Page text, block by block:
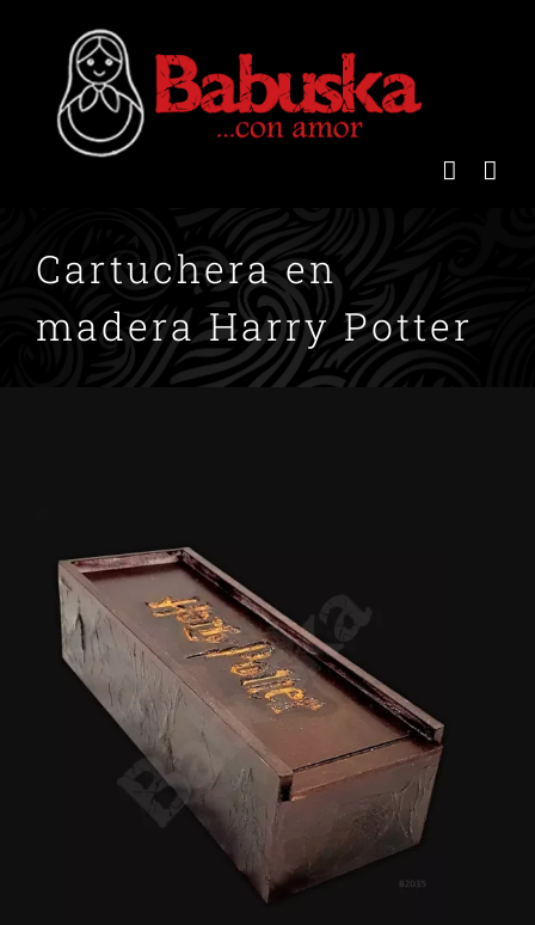
contenido
Cartuchera en
madera Harry Potter